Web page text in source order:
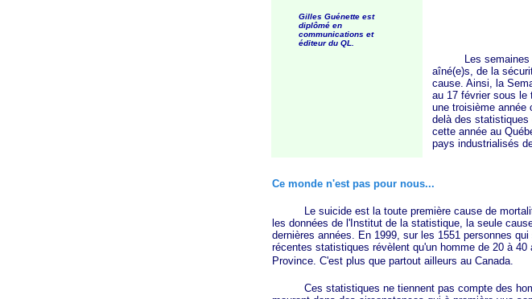
Gilles Guénette est
diplômé en
communications et
éditeur du QL.
Les
aîné(e)s, de la
cause. Ainsi, la
au 17 février sous le
une troisième année
delà des statistiques
cette année au
pays industrialisés
Ce monde n'est pas pour nous...
Le suicide est la toute première cause de
les données de l'Institut de la statistique, la seule
dernières années. En 1999, sur les 1551 personnes
récentes statistiques révèlent qu'un homme de 20 à
Province. C'est plus que partout ailleurs au Canada.
Ces statistiques ne tiennent pas compte des